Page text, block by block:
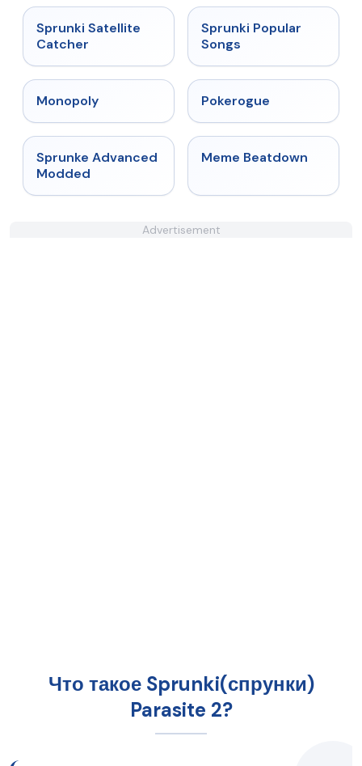
★ 4.4
Sprunki Satellite
Catcher
★
Sprunki Popular
Songs
Monopoly Pokerogue
★ 4.6
Sprunke Advanced
Modded
★ 4.4
Meme Beatdown
Advertisement
Что такое Sprunki(спрунки)
Parasite 2?